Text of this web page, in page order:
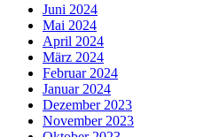
Juni 2024
Mai 2024
April 2024
März 2024
Februar 2024
Januar 2024
Dezember 2023
November 2023